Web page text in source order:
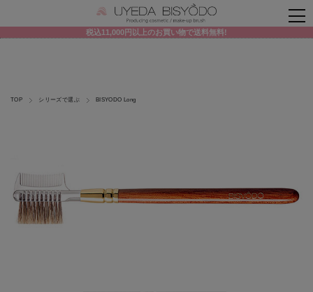
税込11,000円以上のお買い物で送料無料!
TOP シリーズで選ぶ BISYODO Long